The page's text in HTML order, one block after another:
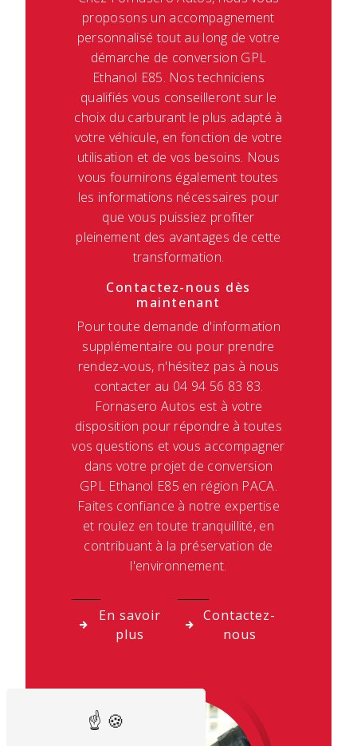
proposons un accompagnement
personnalisé tout au long de votre
démarche de conversion GPL
Ethanol E85. Nos techniciens
qualifiés vous conseilleront sur le
choix du carburant le plus adapté à
votre véhicule, en fonction de votre
utilisation et de vos besoins. Nous
vous fournirons également toutes
les informations nécessaires pour
que vous puissiez profiter
pleinement des avantages de cette
transformation.
Contactez-nous dès
maintenant
Pour toute demande d'information
supplémentaire ou pour prendre
rendez-vous, n'hésitez pas à nous
contacter au 04 94 56 83 83.
Fornasero Autos est à votre
disposition pour répondre à toutes
vos questions et vous accompagner
dans votre projet de conversion
GPL Ethanol E85 en région PACA.
Faites confiance à notre expertise
et roulez en toute tranquillité, en
contribuant à la préservation de
l'environnement.
En savoir
plus
Contactez-
nous